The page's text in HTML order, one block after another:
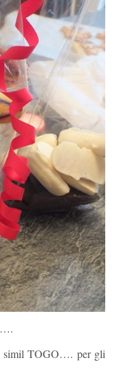
simil TOGO…. per gli